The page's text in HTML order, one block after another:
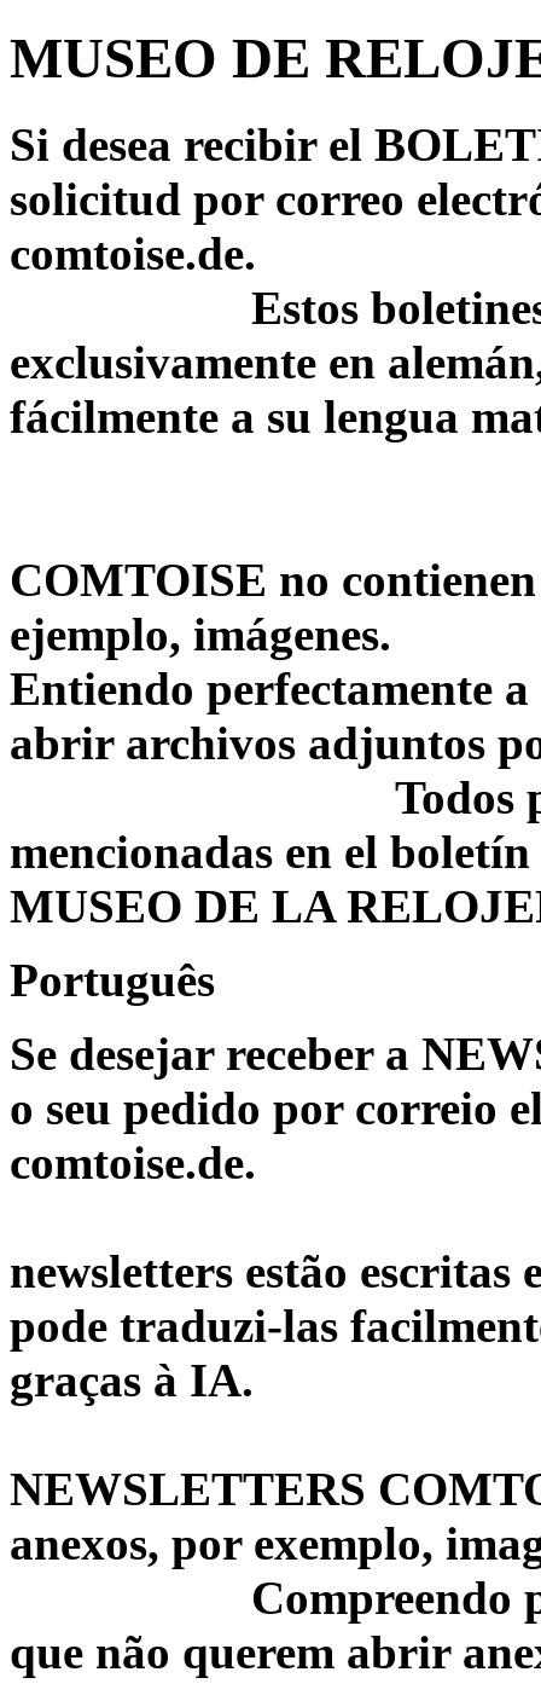
MUSEO DE
Si desea recibir el
solicitud por correo
comtoise.de.
Estos
exclusivamente en
fácilmente a su lengua
COMTOISE no
ejemplo, imágenes.
Entiendo perfectamente
abrir archivos adjuntos
Todos
mencionadas en el
MUSEO DE LA
Português
Se desejar receber a
o seu pedido por correio
comtoise.de.
newsletters estão escritas
pode traduzi-las
graças à IA.
NEWSLETTERS
anexos, por exemplo,
Compreendo
que não querem abrir